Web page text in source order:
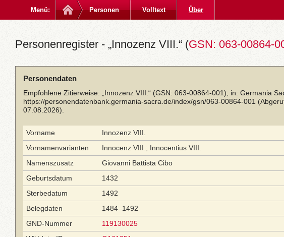
Menü: Personen Volltext Über
Personenregister - „Innozenz VIII.“ (GSN: 063-00864-
Personendaten
Empfohlene Zitierweise: „Innozenz VIII.“ (GSN: 063-00864-001), in: Germania
https://personendatenbank.germania-sacra.de/index/gsn/063-00864-001
07.08.2026).
Vorname
Innozenz VIII.
Vornamenvarianten
Innocenz VIII.; Innocentius VIII.
Namenszusatz
Giovanni Battista Cibo
Geburtsdatum
1432
Sterbedatum
1492
Belegdaten
1484–1492
GND-Nummer
119130025